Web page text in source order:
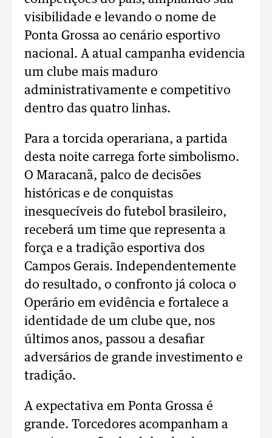
visibilidade e levando o nome de
Ponta Grossa ao cenário esportivo
nacional. A atual campanha evidencia
um clube mais maduro
administrativamente e competitivo
dentro das quatro linhas.
Para a torcida operariana, a partida
desta noite carrega forte simbolismo.
O Maracanã, palco de decisões
históricas e de conquistas
inesquecíveis do futebol brasileiro,
receberá um time que representa a
força e a tradição esportiva dos
Campos Gerais. Independentemente
do resultado, o confronto já coloca o
Operário em evidência e fortalece a
identidade de um clube que, nos
últimos anos, passou a desafiar
adversários de grande investimento e
tradição.
A expectativa em Ponta Grossa é
grande. Torcedores acompanham a